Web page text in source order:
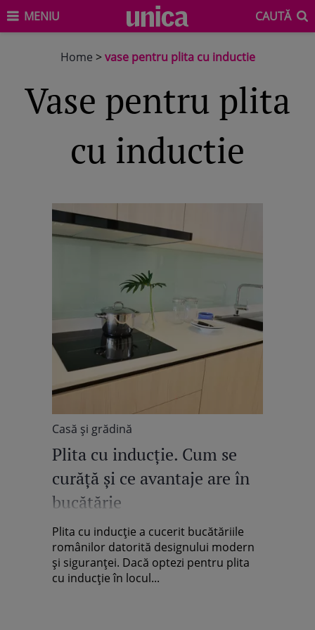
MENIU CAUTĂ
Home >vase pentru plita cu inductie
vase pentru plita
cu inductie
Casă şi grădină
Plita cu inducție. Cum se
curăță și ce avantaje are în
bucătărie
Plita cu inducție a cucerit bucătăriile
românilor datorită designului modern
și siguranței. Dacă optezi pentru plita
cu inducție în locul...